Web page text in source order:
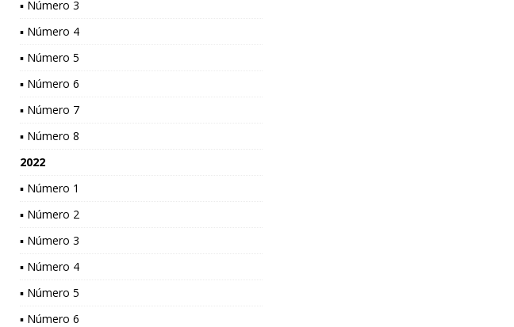
▪ Número 3
▪ Número 4
▪ Número 5
▪ Número 6
▪ Número 7
▪ Número 8
2022
▪ Número 1
▪ Número 2
▪ Número 3
▪ Número 4
▪ Número 5
▪ Número 6